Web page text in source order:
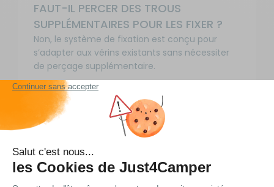
FAUT-IL PERCER DES TROUS
SUPPLÉMENTAIRES POUR LES FIXER ?
Non, le système de fixation est conçu pour
s’adapter aux vérins existants sans nécessiter
de perçage supplémentaire.
CES PLAQUETTES CONVIENNENT-ELLES
AUX CAMPING-CARS LOURDS ?
Elles sont adaptées aux caravanes et camping-
cars, mais il est recommandé de vérifier la
de votre véhicule.
COMMENT SAVOIR DANS QUEL SENS